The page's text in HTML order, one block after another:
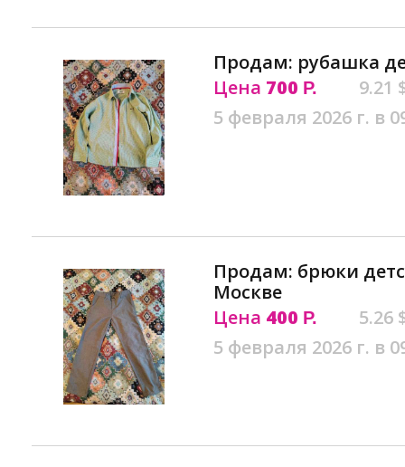
Продам: рубашка
Цена 700 Р.
9.21
5 февраля 2026 г. в
Продам: брюки
Москве
Цена 400 Р.
5.26
5 февраля 2026 г. в